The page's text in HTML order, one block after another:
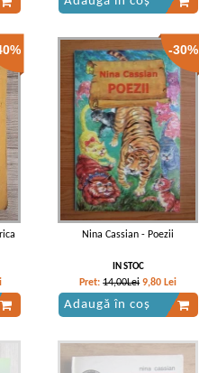
-30%
Nina Cassian - Poezii
IN STOC
Pret:14,00Lei 9,80 Lei
Adaugă în coș